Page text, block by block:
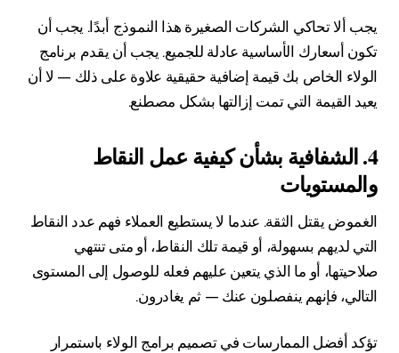
يجب ألا تحاكي الشركات الصغيرة هذا النموذج أبدًا. يجب أن
تكون أسعارك الأساسية عادلة للجميع. يجب أن يقدم برنامج
الولاء الخاص بك قيمة إضافية حقيقية علاوة على ذلك — لا أن
يعيد القيمة التي تمت إزالتها بشكل مصطنع.
4. الشفافية بشأن كيفية عمل النقاط
والمستويات
الغموض يقتل الثقة. عندما لا يستطيع العملاء فهم عدد النقاط
التي لديهم بسهولة، أو قيمة تلك النقاط، أو متى تنتهي
صلاحيتها، أو ما الذي يتعين عليهم فعله للوصول إلى المستوى
التالي، فإنهم ينفصلون عنك — ثم يغادرون.
تؤكد أفضل الممارسات في تصميم برامج الولاء باستمرار